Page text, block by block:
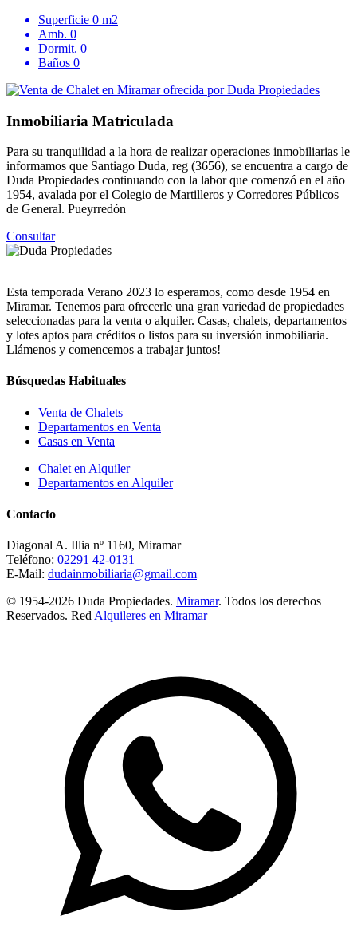
Superficie 0 m2
Amb. 0
Dormit. 0
Baños 0
Inmobiliaria Matriculada
Para su tranquilidad a la hora de realizar operaciones inmobiliarias le
informamos que Santiago Duda, reg (3656), se encuentra a cargo de
Duda Propiedades continuando con la labor que comenzó en el año
1954, avalada por el Colegio de Martilleros y Corredores Públicos
de General. Pueyrredón
Consultar
Esta temporada Verano 2023 lo esperamos, como desde 1954 en
Miramar. Tenemos para ofrecerle una gran variedad de propiedades
seleccionadas para la venta o alquiler. Casas, chalets, departamentos
y lotes aptos para créditos o listos para su inversión inmobiliaria.
Llámenos y comencemos a trabajar juntos!
Búsquedas Habituales
Venta de Chalets
Departamentos en Venta
Casas en Venta
Chalet en Alquiler
Departamentos en Alquiler
Contacto
Diagonal A. Illia nº 1160, Miramar
Teléfono: 02291 42-0131
E-Mail: dudainmobiliaria@gmail.com
© 1954-2026 Duda Propiedades. Miramar. Todos los derechos
Reservados. Red Alquileres en Miramar